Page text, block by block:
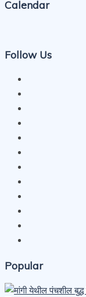
Calendar
Follow Us
Popular